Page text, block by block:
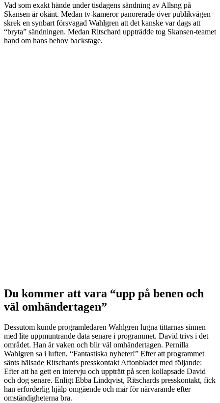
Vad som exakt hände under tisdagens sändning av Allsng på
Skansen är okänt. Medan tv-kameror panorerade över publikvågen
skrek en synbart försvagad Wahlgren att det kanske var dags att
“bryta” sändningen. Medan Ritschard uppträdde tog Skansen-teamet
hand om hans behov backstage.
Du kommer att vara “upp på benen och
väl omhändertagen”
Dessutom kunde programledaren Wahlgren lugna tittarnas sinnen
med lite uppmuntrande data senare i programmet. David trivs i det
området. Han är vaken och blir väl omhändertagen. Pernilla
Wahlgren sa i luften, “Fantastiska nyheter!” Efter att programmet
sänts hälsade Ritschards presskontakt Aftonbladet med följande:
Efter att ha gett en intervju och uppträtt på scen kollapsade David
och dog senare. Enligt Ebba Lindqvist, Ritschards presskontakt, fick
han erforderlig hjälp omgående och mår för närvarande efter
omständigheterna bra.